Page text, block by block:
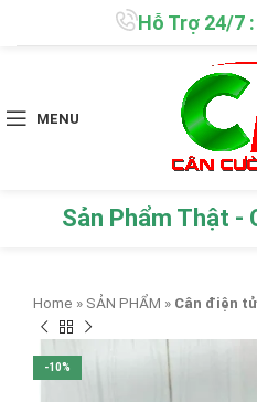
Hỗ Trợ 24/7
MENU
Sản Phẩm Thật -
Home » SẢN PHẨM » Cân điện tử
-10%